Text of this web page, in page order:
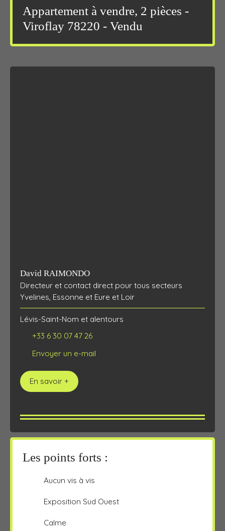
Appartement à vendre, 2 pièces -
Viroflay 78220 - Vendu
David RAIMONDO
Directeur et contact direct pour tous secteurs
Yvelines, Essonne et Eure et Loir
Lévis-Saint-Nom et alentours
+33 6 30 07 47 26
Envoyer un e-mail
En savoir +
Les points forts :
Aucun vis à vis
Exposition Sud Ouest
Calme